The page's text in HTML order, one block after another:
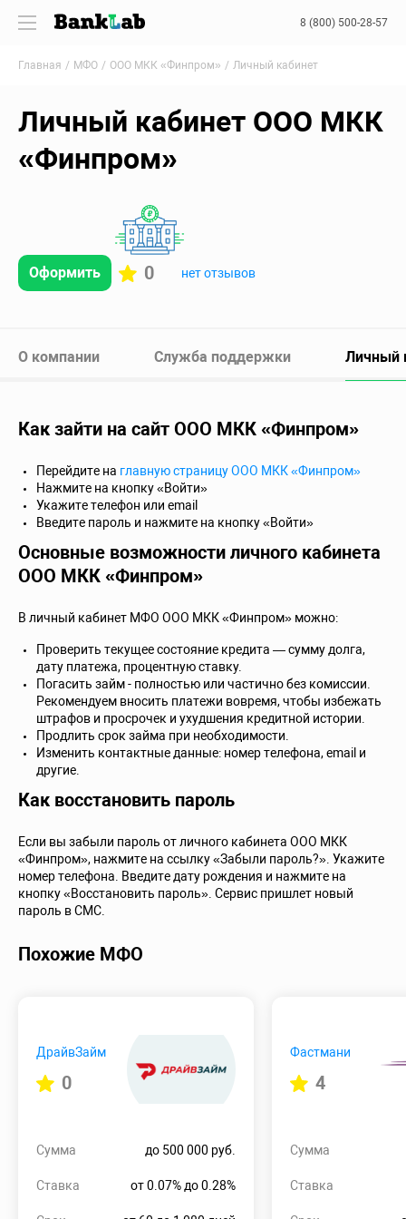
8 (800) 500-28-57
Главная МФО ООО МКК «Финпром» Личный кабинет
Личный кабинет ООО МКК
«Финпром»
Оформить 0 нет отзывов
О компании Служба поддержки Личный
Как зайти на сайт ООО МКК «Финпром»
Перейдите на главную страницу ООО МКК «Финпром»
Нажмите на кнопку «Войти»
Укажите телефон или email
Введите пароль и нажмите на кнопку «Войти»
Основные возможности личного кабинета
ООО МКК «Финпром»
В личный кабинет МФО ООО МКК «Финпром» можно:
Проверить текущее состояние кредита — сумму долга,
дату платежа, процентную ставку.
Погасить займ - полностью или частично без комиссии.
Рекомендуем вносить платежи вовремя, чтобы избежать
штрафов и просрочек и ухудшения кредитной истории.
Продлить срок займа при необходимости.
Изменить контактные данные: номер телефона, email и
другие.
Как восстановить пароль
Если вы забыли пароль от личного кабинета ООО МКК
«Финпром», нажмите на ссылку «Забыли пароль?». Укажите
номер телефона. Введите дату рождения и нажмите на
кнопку «Восстановить пароль». Сервис пришлет новый
пароль в СМС.
Похожие МФО
ДрайвЗайм
0
Сумма до 500 000 руб.
Ставка от 0.07% до 0.28%
Фастмани
4
Сумма
Ставка